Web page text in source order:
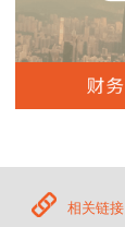
相关链接